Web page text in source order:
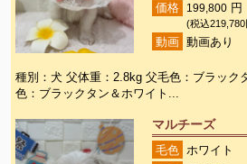
価格
199,800 円
(税込219,780
動画
動画あり
種別：犬 父体重：2.8kg 父毛色：ブラック
色：ブラックタン＆ホワイト...
マルチーズ
毛色 ホワイト